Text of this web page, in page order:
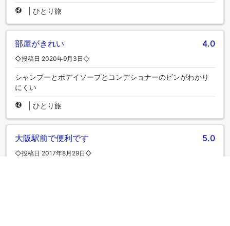
ひとり旅
部屋がきれい 4.0
◇投稿日 2020年9月3日◇
シャンプーとボデイソープとコンデショナーのビンがわかり
にくい
ひとり旅
大阪駅前で便利です 5.0
◇投稿日 2017年8月29日◇